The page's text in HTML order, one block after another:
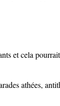
et cela
athées,